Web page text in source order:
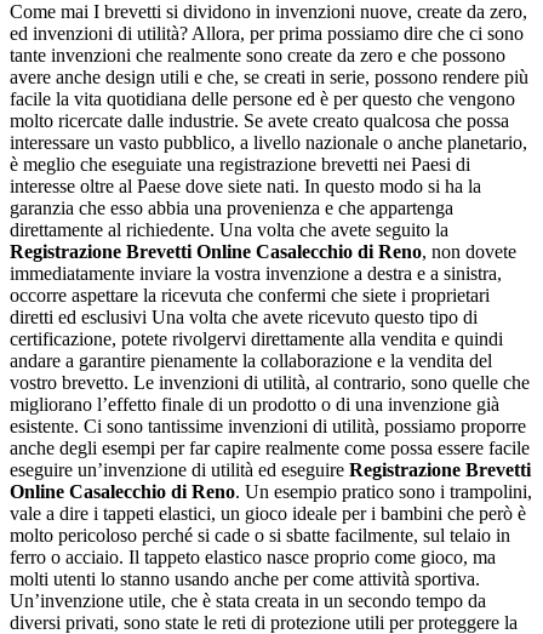
Come mai I brevetti si dividono in invenzioni nuove, create da zero,
ed invenzioni di utilità? Allora, per prima possiamo dire che ci sono
tante invenzioni che realmente sono create da zero e che possono
avere anche design utili e che, se creati in serie, possono rendere più
facile la vita quotidiana delle persone ed è per questo che vengono
molto ricercate dalle industrie. Se avete creato qualcosa che possa
interessare un vasto pubblico, a livello nazionale o anche planetario,
è meglio che eseguiate una registrazione brevetti nei Paesi di
interesse oltre al Paese dove siete nati. In questo modo si ha la
garanzia che esso abbia una provenienza e che appartenga
direttamente al richiedente. Una volta che avete seguito la
Registrazione Brevetti Online Casalecchio di Reno, non dovete
immediatamente inviare la vostra invenzione a destra e a sinistra,
occorre aspettare la ricevuta che confermi che siete i proprietari
diretti ed esclusivi Una volta che avete ricevuto questo tipo di
certificazione, potete rivolgervi direttamente alla vendita e quindi
andare a garantire pienamente la collaborazione e la vendita del
vostro brevetto. Le invenzioni di utilità, al contrario, sono quelle che
migliorano l’effetto finale di un prodotto o di una invenzione già
esistente. Ci sono tantissime invenzioni di utilità, possiamo proporre
anche degli esempi per far capire realmente come possa essere facile
eseguire un’invenzione di utilità ed eseguire Registrazione Brevetti
Online Casalecchio di Reno. Un esempio pratico sono i trampolini,
vale a dire i tappeti elastici, un gioco ideale per i bambini che però è
molto pericoloso perché si cade o si sbatte facilmente, sul telaio in
ferro o acciaio. Il tappeto elastico nasce proprio come gioco, ma
molti utenti lo stanno usando anche per come attività sportiva.
Un’invenzione utile, che è stata creata in un secondo tempo da
diversi privati, sono state le reti di protezione utili per proteggere la